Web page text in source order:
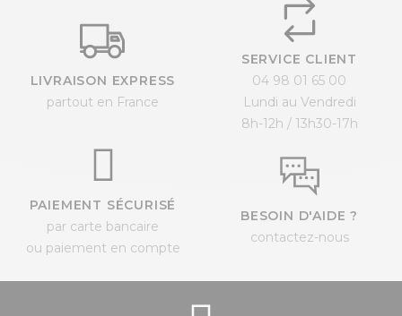
LIVRAISON EXPRESS
partout en France
SERVICE CLIENT
04 98 01 65 00
Lundi au Vendredi
8h-12h / 13h30-17h
PAIEMENT SÉCURISÉ
par carte bancaire
ou paiement en compte
BESOIN D'AIDE ?
contactez-nous